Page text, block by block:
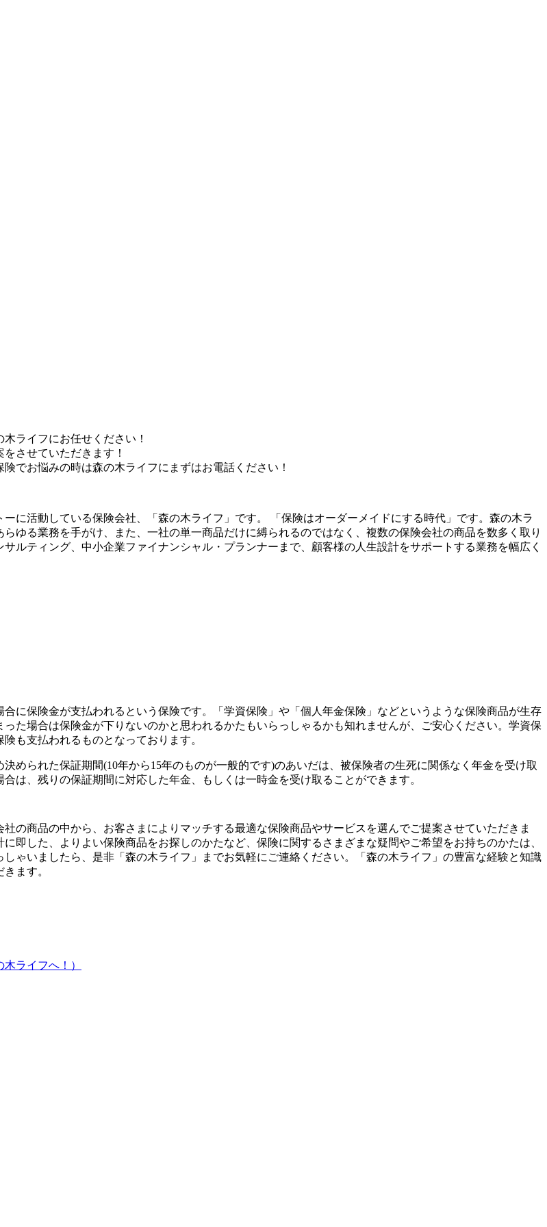
ライフにお任せください！
させていただきます！
でお悩みの時は森の木ライフにまずはお電話ください！
に活動している保険会社、「森の木ライフ」です。 「保険はオーダーメイドにする時代」です。森の木ラ
ゆる業務を手がけ、また、一社の単一商品だけに縛られるのではなく、複数の保険会社の商品を数多く取り
ルティング、中小企業ファイナンシャル・プランナーまで、顧客様の人生設計をサポートする業務を幅広く
に保険金が支払われるという保険です。「学資保険」や「個人年金保険」などというような保険商品が生存
た場合は保険金が下りないのかと思われるかたもいらっしゃるかも知れませんが、ご安心ください。学資保
も支払われるものとなっております。
められた保証期間(10年から15年のものが一般的です)のあいだは、被保険者の生死に関係なく年金を受け取
は、残りの保証期間に対応した年金、もしくは一時金を受け取ることができます。
の商品の中から、お客さまによりマッチする最適な保険商品やサービスを選んでご提案させていただきま
即した、よりよい保険商品をお探しのかたなど、保険に関するさまざまな疑問やご希望をお持ちのかたは、
ゃいましたら、是非「森の木ライフ」までお気軽にご連絡ください。「森の木ライフ」の豊富な経験と知識
ます。
ライフへ！）